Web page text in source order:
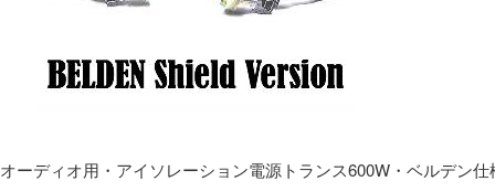
オーディオ用・アイソレーション電源トランス600W・ベルデン仕